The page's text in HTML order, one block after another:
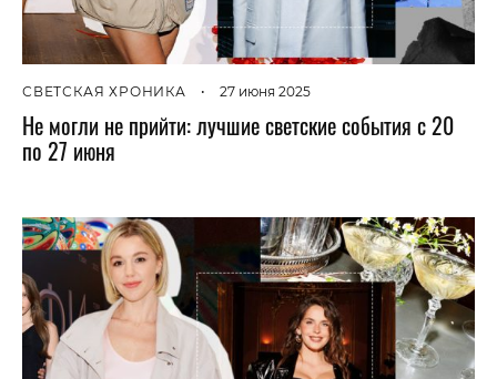
СВЕТСКАЯ ХРОНИКА • 27 июня 2025
Не могли не прийти: лучшие светские события с 20
по 27 июня